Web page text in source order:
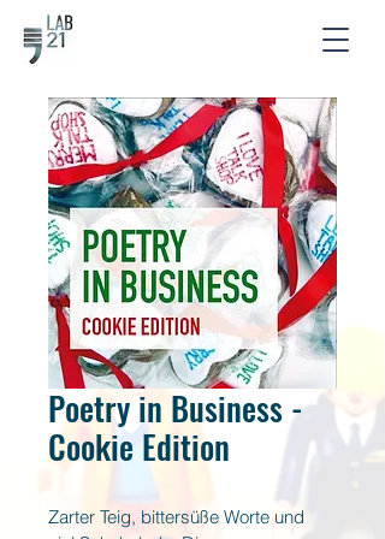
Poetry in Business -
Cookie Edition
Zarter Teig, bittersüße Worte und